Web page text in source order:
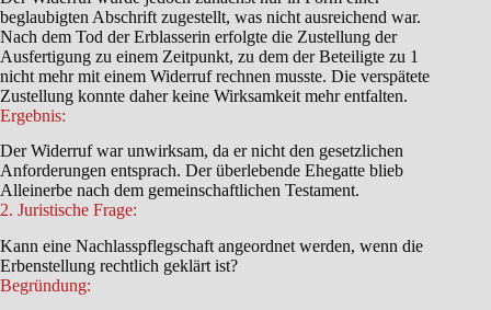
beglaubigten Abschrift zugestellt, was nicht ausreichend war.
Nach dem Tod der Erblasserin erfolgte die Zustellung der
Ausfertigung zu einem Zeitpunkt, zu dem der Beteiligte zu 1
nicht mehr mit einem Widerruf rechnen musste. Die verspätete
Zustellung konnte daher keine Wirksamkeit mehr entfalten.
Ergebnis:
Der Widerruf war unwirksam, da er nicht den gesetzlichen
Anforderungen entsprach. Der überlebende Ehegatte blieb
Alleinerbe nach dem gemeinschaftlichen Testament.
2. Juristische Frage:
Kann eine Nachlasspflegschaft angeordnet werden, wenn die
Erbenstellung rechtlich geklärt ist?
Begründung: